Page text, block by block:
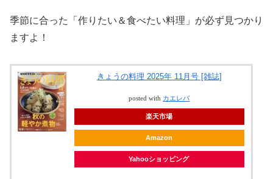
季節に合った「作りたい＆食べたい料理」が必ず見つかり
ますよ！
きょうの料理 2025年 11月号 [雑誌]
posted with カエレバ
楽天市場
Amazon
Yahooショッピング